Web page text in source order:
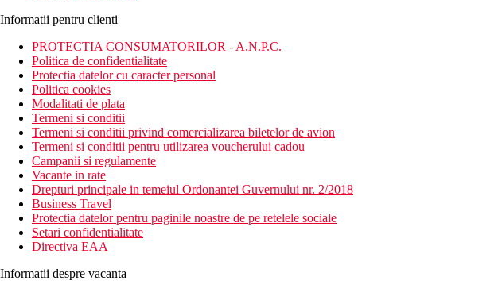
Informatii pentru clienti
PROTECTIA CONSUMATORILOR - A.N.P.C.
Politica de confidentialitate
Protectia datelor cu caracter personal
Politica cookies
Modalitati de plata
Termeni si conditii
Termeni si conditii privind comercializarea biletelor de avion
Termeni si conditii pentru utilizarea voucherului cadou
Campanii si regulamente
Vacante in rate
Drepturi principale in temeiul Ordonantei Guvernului nr. 2/2018
Business Travel
Protectia datelor pentru paginile noastre de pe retelele sociale
Setari confidentialitate
Directiva EAA
Informatii despre vacanta